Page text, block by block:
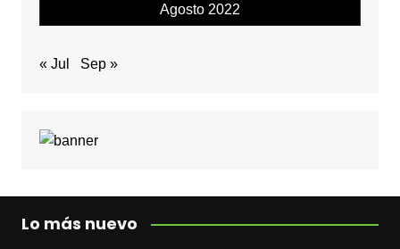
Agosto 2022
« Jul Sep »
Lo más nuevo